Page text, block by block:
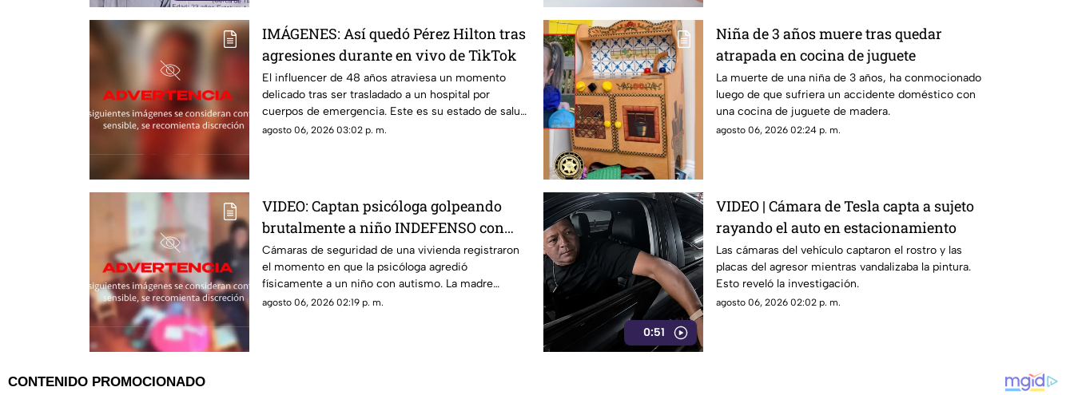
IMÁGENES: Así quedó Pérez Hilton tras
agresiones durante en vivo de TikTok
El influencer de 48 años atraviesa un momento
delicado tras ser trasladado a un hospital por
cuerpos de emergencia. Este es su estado de salud
y los problemas que enfrentaba.
agosto 06, 2026 03:02 p. m.
Niña de 3 años muere tras quedar
atrapada en cocina de juguete
La muerte de una niña de 3 años, ha conmocionado
luego de que sufriera un accidente doméstico con
una cocina de juguete de madera.
agosto 06, 2026 02:24 p. m.
VIDEO: Captan psicóloga golpeando
brutalmente a niño INDEFENSO con
autismo y epilepsia
Cámaras de seguridad de una vivienda registraron
el momento en que la psicóloga agredió
físicamente a un niño con autismo. La madre
interpuso la denuncia. Véase con precaución.
agosto 06, 2026 02:19 p. m.
0:51
VIDEO | Cámara de Tesla capta a sujeto
rayando el auto en estacionamiento
Las cámaras del vehículo captaron el rostro y las
placas del agresor mientras vandalizaba la pintura.
Esto reveló la investigación.
agosto 06, 2026 02:02 p. m.